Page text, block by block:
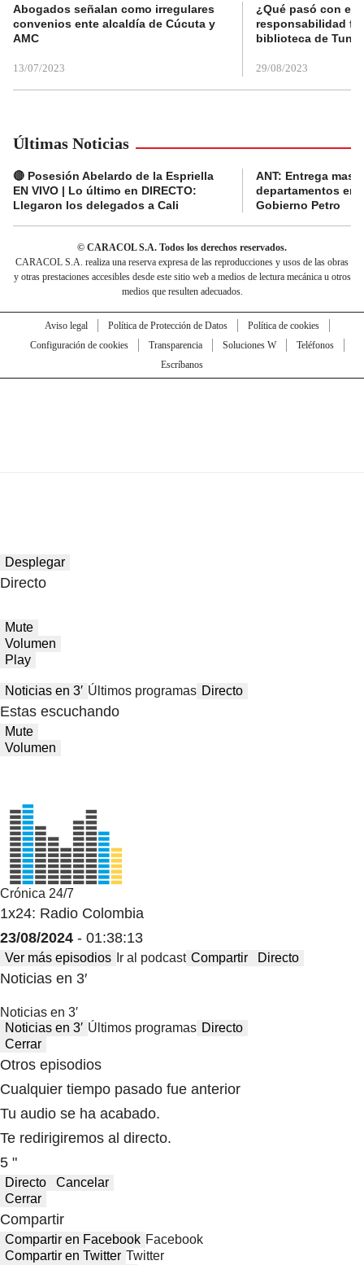
Abogados señalan como irregulares
convenios ente alcaldía de Cúcuta y
AMC
13/07/2023
¿Qué pasó con el
responsabilidad
biblioteca de
29/08/2023
Últimas Noticias
🔴 Posesión Abelardo de la Espriella
EN VIVO | Lo último en DIRECTO:
Llegaron los delegados a Cali
ANT: Entrega
departamentos en
Gobierno Petro
© CARACOL S.A. Todos los derechos reservados.
CARACOL S.A. realiza una reserva expresa de las reproducciones y usos de las obras
y otras prestaciones accesibles desde este sitio web a medios de lectura mecánica u otros
medios que resulten adecuados.
Aviso legal Política de Protección de Datos
Política de cookies
Configuración de cookies
Transparencia Soluciones W
Teléfonos
Escríbanos
Desplegar
Directo
Mute
Volumen
Play
Noticias en 3′ Últimos programas Directo
Estas escuchando
Mute
Volumen
Crónica 24/7
1x24: Radio Colombia
23/08/2024 - 01:38:13
Ver más episodios Ir al podcast Compartir Directo
Noticias en 3′
Noticias en 3′
Noticias en 3′ Últimos programas Directo
Cerrar
Otros episodios
Cualquier tiempo pasado fue anterior
Tu audio se ha acabado.
Te redirigiremos al directo.
5 "
Directo
Cancelar
Cerrar
Compartir
Compartir en Facebook Facebook
Compartir en Twitter Twitter